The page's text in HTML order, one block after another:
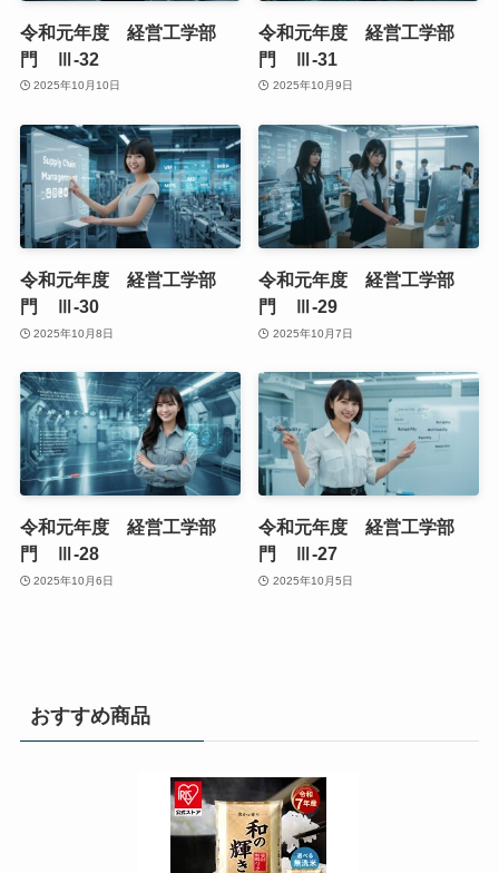
令和元年度 経営工学部
門 Ⅲ-32
2025年10月10日
令和元年度 経営工学部
門 Ⅲ-31
2025年10月9日
令和元年度 経営工学部
門 Ⅲ-30
2025年10月8日
令和元年度 経営工学部
門 Ⅲ-29
2025年10月7日
令和元年度 経営工学部
門 Ⅲ-28
2025年10月6日
令和元年度 経営工学部
門 Ⅲ-27
2025年10月5日
おすすめ商品